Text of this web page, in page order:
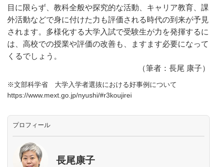
目に限らず、教科全般や探究的な活動、キャリア教育、課
外活動などで身に付けた力も評価される時代の到来が予見
されます。多様化する大学入試で受験生が力を発揮するに
は、高校での授業や評価の改善も、ますます必要になって
くるでしょう。
（筆者：長尾 康子）
※文部科学省 大学入学者選抜における好事例について
https://www.mext.go.jp/nyushi/#r3koujirei
プロフィール
長尾康子